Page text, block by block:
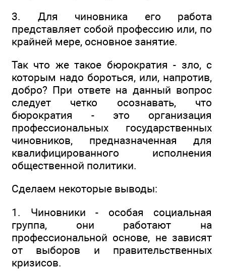
3. Для чиновника его работа
представляет собой профессию или, по
крайней мере, основное занятие.
Так что же такое бюрократия - зло, с
которым надо бороться, или, напротив,
добро? При ответе на данный вопрос
следует четко осознавать, что
бюрократия - это организация
профессиональных государственных
чиновников, предназначенная для
квалифицированного исполнения
общественной политики.
Сделаем некоторые выводы:
1. Чиновники - особая социальная
группа, они работают на
профессиональной основе, не зависят
от выборов и правительственных
кризисов.